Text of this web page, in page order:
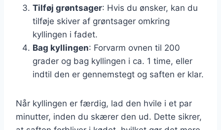
Tilføj grøntsager: Hvis du ønsker, kan du
tilføje skiver af grøntsager omkring
kyllingen i fadet.
Bag kyllingen: Forvarm ovnen til 200
grader og bag kyllingen i ca. 1 time, eller
indtil den er gennemstegt og saften er klar.
Når kyllingen er færdig, lad den hvile i et par
minutter, inden du skærer den ud. Dette sikrer,